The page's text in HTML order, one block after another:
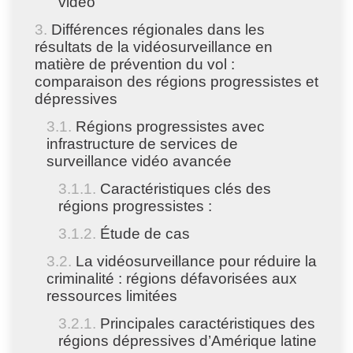
Différences régionales dans les
résultats de la vidéosurveillance en
matière de prévention du vol :
comparaison des régions progressistes et
dépressives
Régions progressistes avec
infrastructure de services de
surveillance vidéo avancée
Caractéristiques clés des
régions progressistes :
Étude de cas
La vidéosurveillance pour réduire la
criminalité : régions défavorisées aux
ressources limitées
Principales caractéristiques des
régions dépressives d’Amérique latine